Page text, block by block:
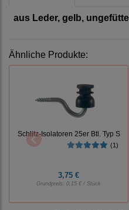
aus Leder, gelb,
Ähnliche Produkte:
Schlitz-Isolatoren 25er Btl. Typ S
(1)
3,75 €
Grundpreis: 0,15 € / Stück